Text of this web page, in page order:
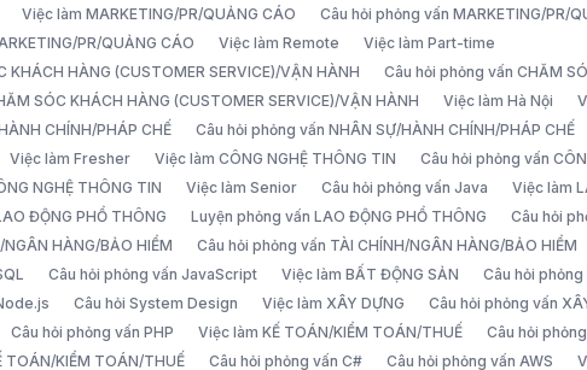
Việc làm MARKETING/PR/QUẢNG CÁO
Câu hỏi phỏng vấn MARKETING/PR/
PR/QUẢNG CÁO
Việc làm Remote
Việc làm Part-time
KHÁCH HÀNG (CUSTOMER SERVICE)/VẬN HÀNH
Câu hỏi phỏng vấn CHĂM
SÓC KHÁCH HÀNG (CUSTOMER SERVICE)/VẬN HÀNH
Việc làm Hà Nội
CHÍNH/PHÁP CHẾ
Câu hỏi phỏng vấn NHÂN SỰ/HÀNH CHÍNH/PHÁP CHẾ
Việc làm Fresher Việc làm CÔNG NGHỆ THÔNG TIN
Câu hỏi phỏng vấn
NGHỆ THÔNG TIN
Việc làm Senior Câu hỏi phỏng vấn Java
Việc làm
ĐỘNG PHỔ THÔNG
Luyện phỏng vấn LAO ĐỘNG PHỔ THÔNG Câu hỏi
HÀNG/BẢO HIỂM
Câu hỏi phỏng vấn TÀI CHÍNH/NGÂN HÀNG/BẢO HIỂM
Câu hỏi phỏng vấn JavaScript Việc làm BẤT ĐỘNG SẢN Câu hỏi
Câu hỏi System Design Việc làm XÂY DỰNG Câu hỏi phỏng vấn
Câu hỏi phỏng vấn PHP Việc làm KẾ TOÁN/KIỂM TOÁN/THUẾ
Câu hỏi
TOÁN/KIỂM TOÁN/THUẾ
Câu hỏi phỏng vấn C# Câu hỏi phỏng vấn AWS